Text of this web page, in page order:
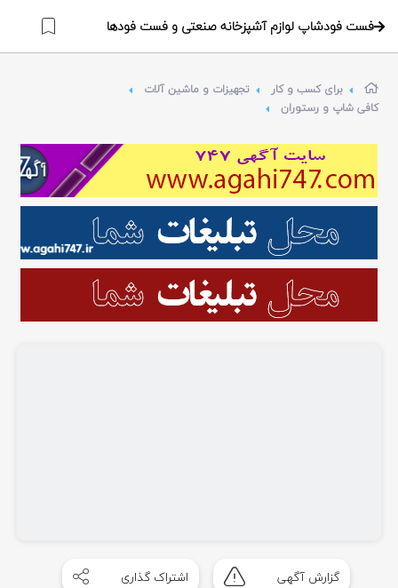
فست فودشاپ لوازم آشپزخانه صنعتی و فست فودها
برای کسب و کار
تجهیزات و ماشین آلات
کافی شاپ و رستوران
گزارش آگهی اشتراک گذاری